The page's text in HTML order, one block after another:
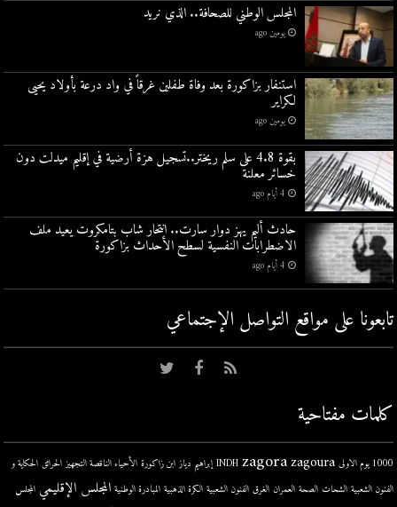
المجلس الوطني للصحافة.. الذي نريد
يومين ago
استنفار بزاكورة بعد وفاة طفلين غرقاً في واد درعة بأولاد يحيى
لكراير
يومين ago
بقوة 4.8 على سلم ريختر..تسجيل هزة أرضية في إقليم ميدلت دون
خسائر معلنة
4 أيام ago
حادث أليم يهز دوار سارت.. انتحار شاب بتامكروت يعيد ملف
الاضطرابات النفسية لسطح الأحداث بزاكورة
4 أيام ago
تابعونا على مواقع التواصل اﻹجتماعي
كلمات مفتاحية
1000 يوم الاولى INDH zagora zagoura إبراهيم دياز ابن زاكورة الأحياء الناقصة التجهيز الحرائق الحكاية و
الفنون الشعبية الشحات الصحة العمران الغرق الفنون الشعبية الكرة الذهبية المبادرة الوطنية المجلس الإقليمي المجلس